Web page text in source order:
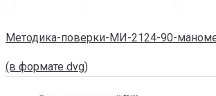
Методика-поверки-МИ-2124-90-
(в формате dvg)